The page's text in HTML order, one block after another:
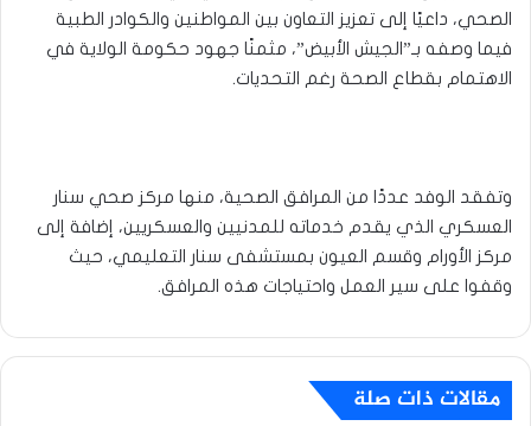
الصحي، داعيًا إلى تعزيز التعاون بين المواطنين والكوادر الطبية
فيما وصفه بـ”الجيش الأبيض”، مثمنًا جهود حكومة الولاية في
الاهتمام بقطاع الصحة رغم التحديات.
وتفقد الوفد عددًا من المرافق الصحية، منها مركز صحي سنار
العسكري الذي يقدم خدماته للمدنيين والعسكريين، إضافة إلى
مركز الأورام وقسم العيون بمستشفى سنار التعليمي، حيث
وقفوا على سير العمل واحتياجات هذه المرافق.
مقالات ذات صلة